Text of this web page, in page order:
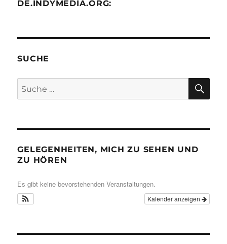
DE.INDYMEDIA.ORG:
SUCHE
Suche
nach:
GELEGENHEITEN, MICH ZU SEHEN UND
ZU HÖREN
Es gibt keine bevorstehenden Veranstaltungen.
Kalender anzeigen